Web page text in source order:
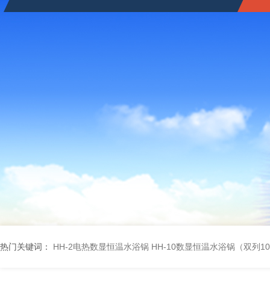
热门关键词： HH-2电热数显恒温水浴锅 HH-10数显恒温水浴锅（双列